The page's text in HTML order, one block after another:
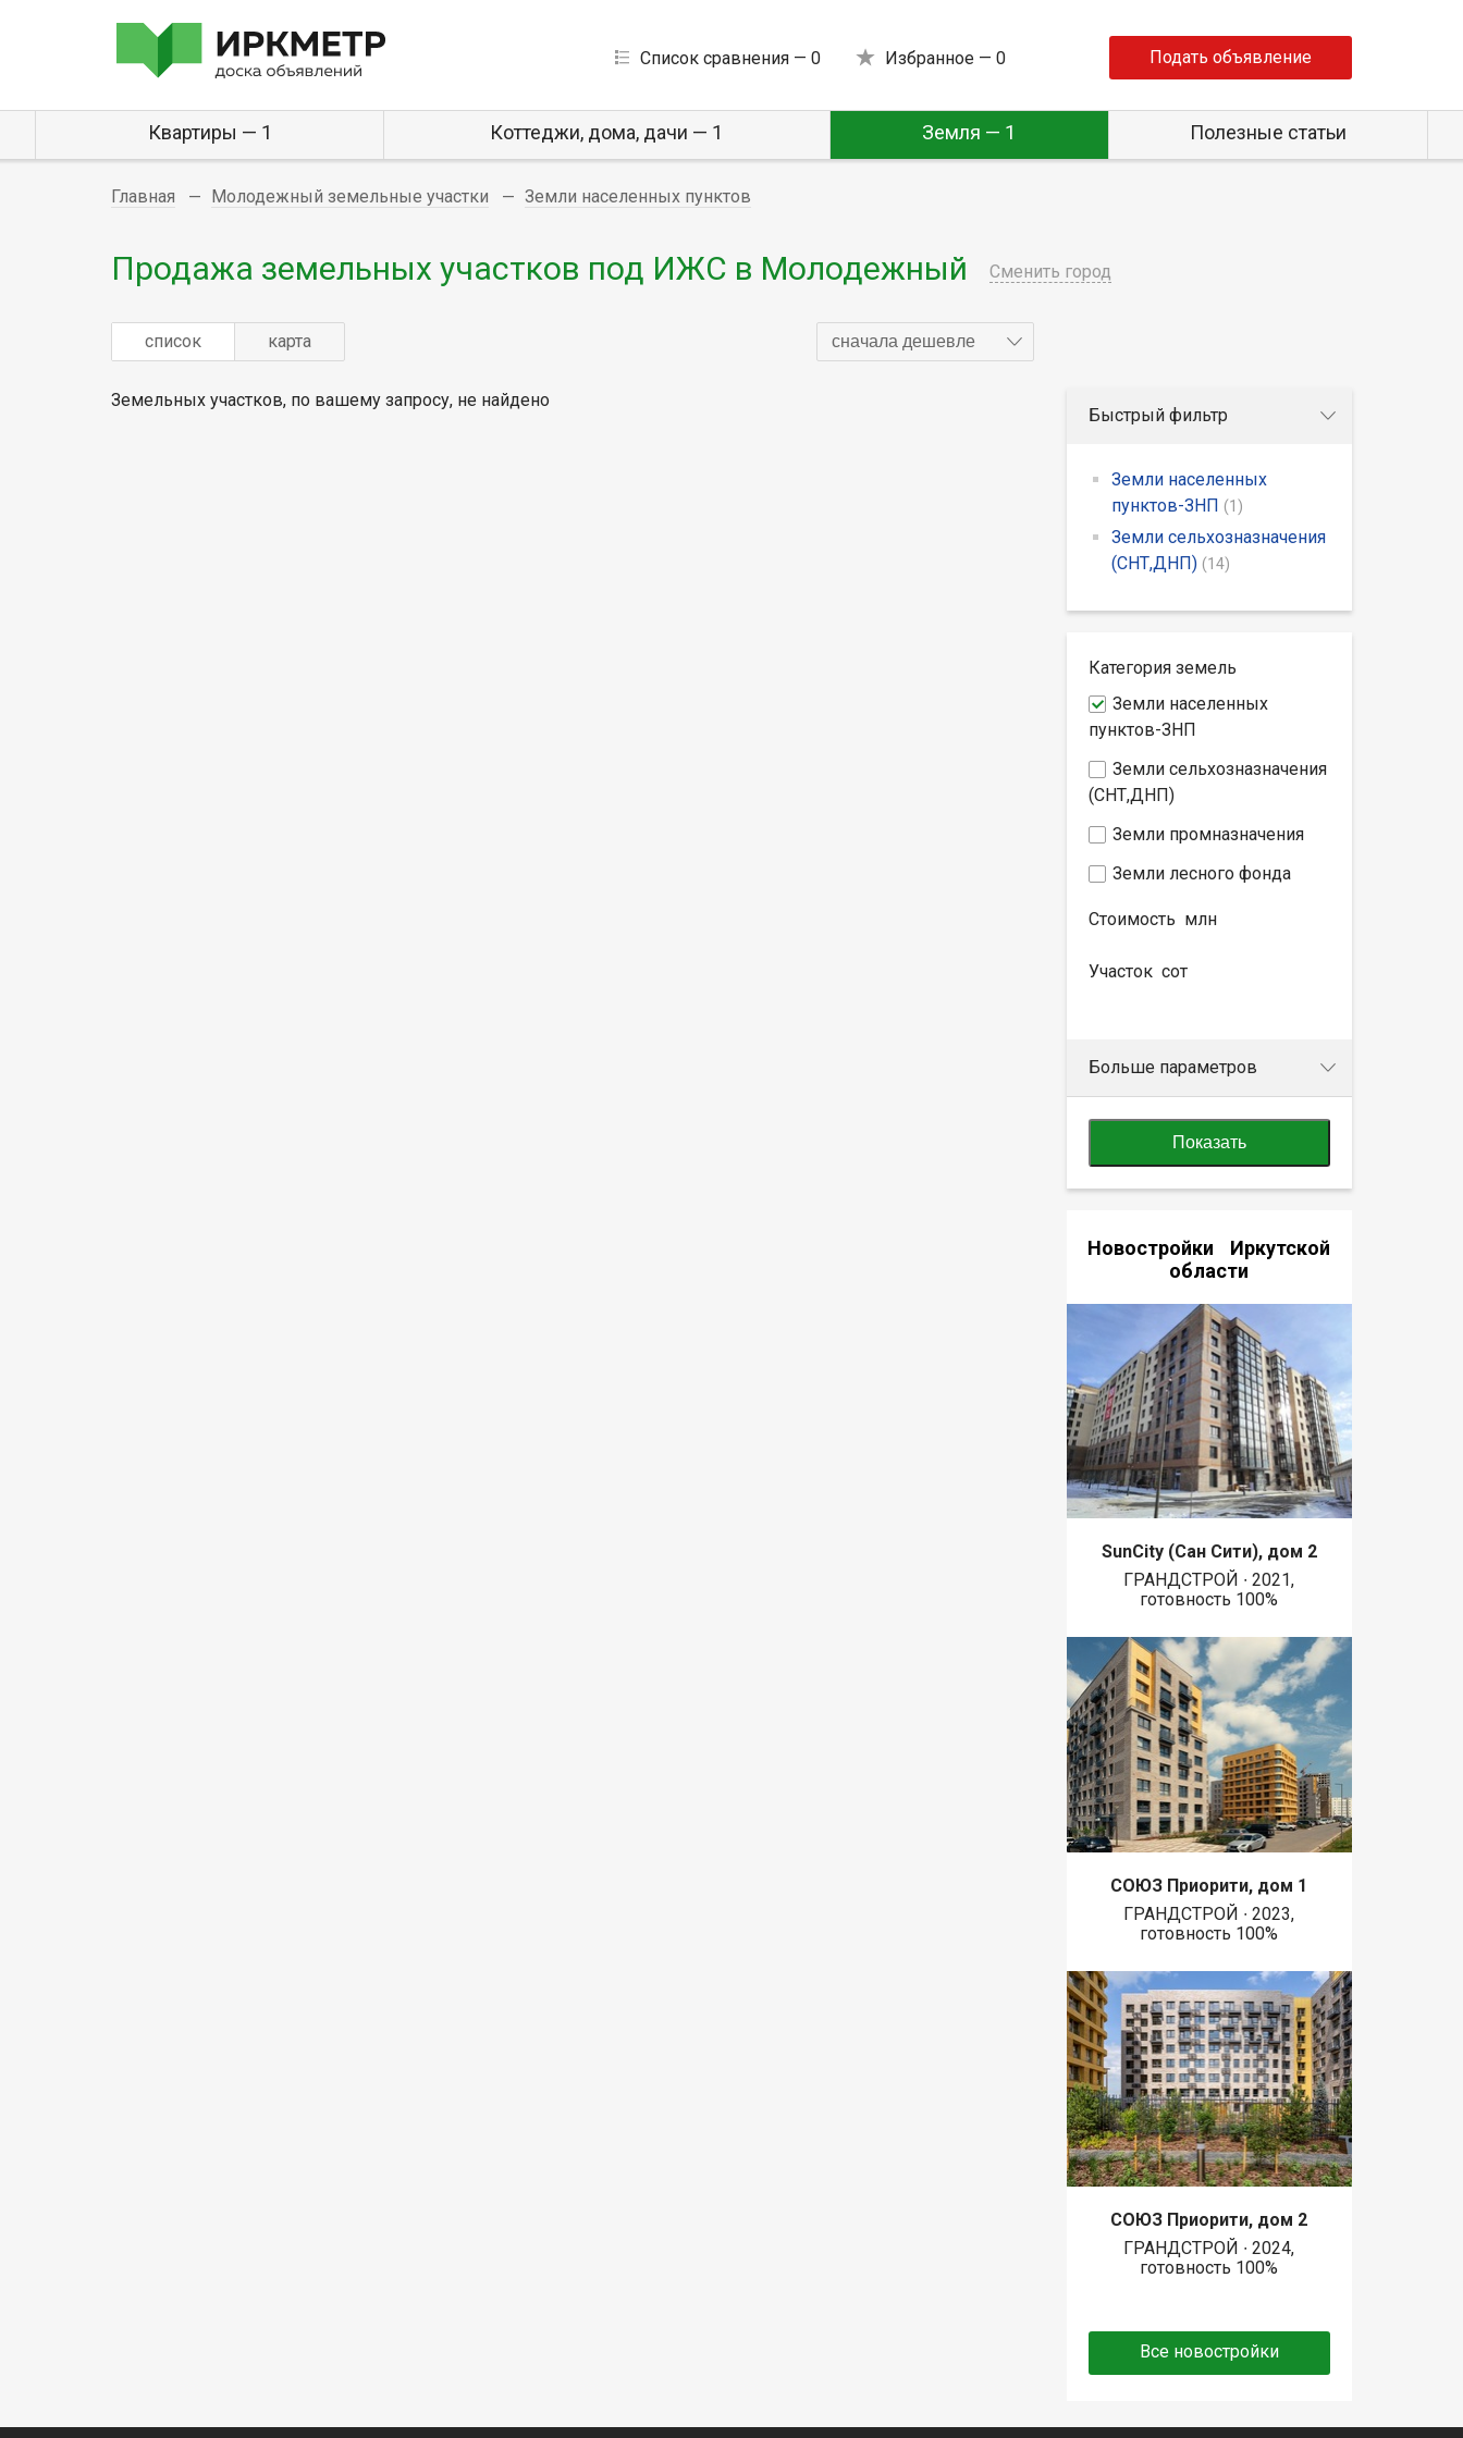
Список сравнения — 0 Избранное — 0 Подать объявление
Квартиры — 1 Коттеджи, дома, дачи — 1 Земля — 1 Полезные статьи
Главная Молодежный земельные участки Земли населенных пунктов
Продажа земельных участков под ИЖС в Молодежный Сменить город
список карта сначала дешевле
Земельных участков, по вашему запросу, не найдено
Быстрый фильтр
Земли населенных
пунктов-ЗНП (1)
Земли сельхозназначения
(СНТ,ДНП) (14)
Категория земель
Земли населенных
пунктов-ЗНП
Земли сельхозназначения
(СНТ,ДНП)
Земли промназначения
Земли лесного фонда
Стоимость млн
Участок сот
Больше параметров
Показать
Новостройки Иркутской
области
SunCity (Сан Сити), дом 2
ГРАНДСТРОЙ ∙ 2021,
готовность 100%
СОЮЗ Приорити, дом 1
ГРАНДСТРОЙ ∙ 2023,
готовность 100%
СОЮЗ Приорити, дом 2
ГРАНДСТРОЙ ∙ 2024,
готовность 100%
Все новостройки